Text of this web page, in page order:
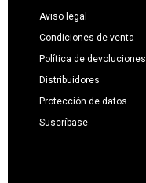
Aviso legal
Condiciones de venta
Política de devoluciones
Distribuidores
Protección de datos
Suscríbase